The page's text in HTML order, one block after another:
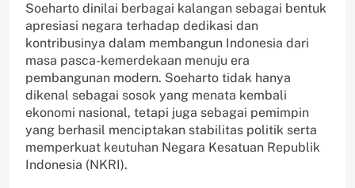
Soeharto dinilai berbagai kalangan sebagai bentuk
apresiasi negara terhadap dedikasi dan
kontribusinya dalam membangun Indonesia dari
masa pasca-kemerdekaan menuju era
pembangunan modern. Soeharto tidak hanya
dikenal sebagai sosok yang menata kembali
ekonomi nasional, tetapi juga sebagai pemimpin
yang berhasil menciptakan stabilitas politik serta
memperkuat keutuhan Negara Kesatuan Republik
Indonesia (NKRI).